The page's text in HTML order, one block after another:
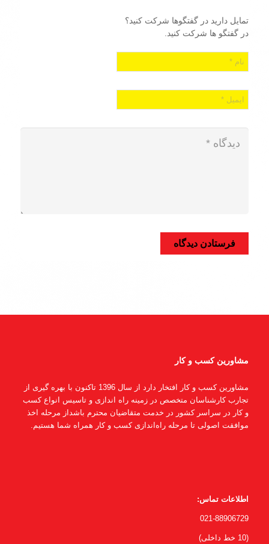
تمایل دارید در گفتگوها شرکت کنید؟
در گفتگو ها شرکت کنید.
مشاورین کسب و کار
مشاورین کسب و کار افتخار دارد از سال 1396 تاکنون با بهره گیری از
تجارب کارشناسان متخصص در زمینه راه اندازی و تاسیس انواع کسب
و کار در سراسر کشور در خدمت متقاضیان محترم باشداز مرحله اخذ
موافقت اصولی تا مرحله راه‌اندازی کسب و کار همراه شما هستیم.
اطلاعات تماس:
021-88906729
(10 خط داخلی)